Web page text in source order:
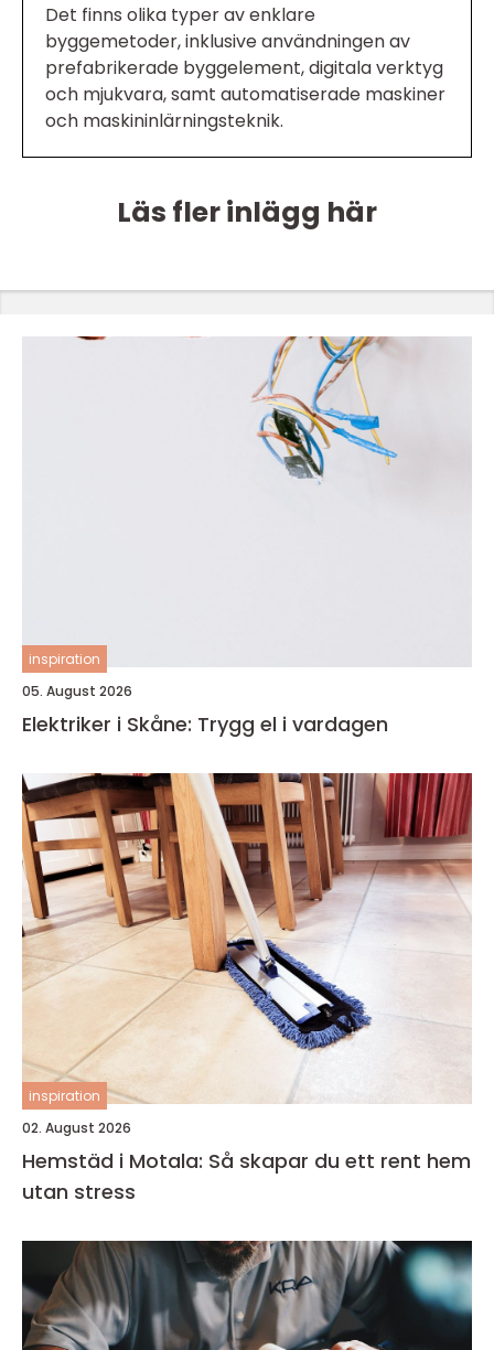
Det finns olika typer av enklare
byggemetoder, inklusive användningen av
prefabrikerade byggelement, digitala verktyg
och mjukvara, samt automatiserade maskiner
och maskininlärningsteknik.
Läs fler inlägg här
inspiration
05. August 2026
Elektriker i Skåne: Trygg el i vardagen
inspiration
02. August 2026
Hemstäd i Motala: Så skapar du ett rent hem
utan stress